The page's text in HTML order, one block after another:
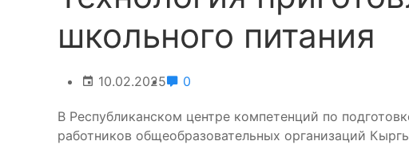
школьного питания
10.02.2025 0
В Республиканском центре компетенций по
работников общеобразовательных организаций